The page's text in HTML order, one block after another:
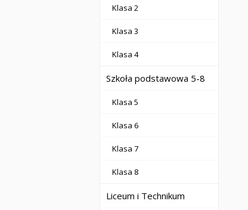
Klasa 2
Klasa 3
Klasa 4
Szkoła podstawowa 5-8
Klasa 5
Klasa 6
Klasa 7
Klasa 8
Liceum i Technikum